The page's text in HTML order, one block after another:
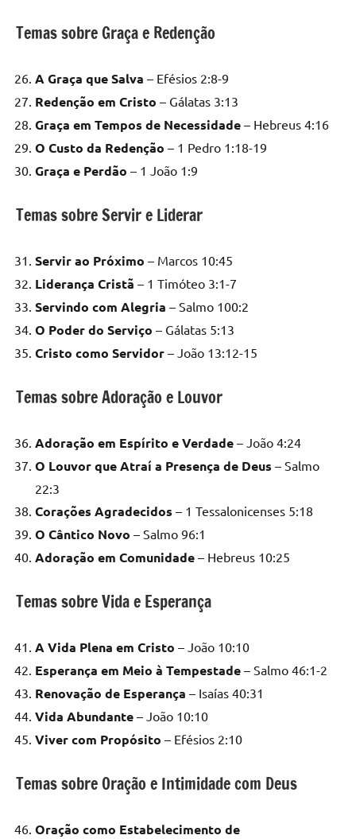
Temas sobre Graça e Redenção
A Graça que Salva – Efésios 2:8-9
Redenção em Cristo – Gálatas 3:13
Graça em Tempos de Necessidade – Hebreus 4:16
O Custo da Redenção – 1 Pedro 1:18-19
Graça e Perdão – 1 João 1:9
Temas sobre Servir e Liderar
Servir ao Próximo – Marcos 10:45
Liderança Cristã – 1 Timóteo 3:1-7
Servindo com Alegria – Salmo 100:2
O Poder do Serviço – Gálatas 5:13
Cristo como Servidor – João 13:12-15
Temas sobre Adoração e Louvor
Adoração em Espírito e Verdade – João 4:24
O Louvor que Atraí a Presença de Deus – Salmo
22:3
Corações Agradecidos – 1 Tessalonicenses 5:18
O Cântico Novo – Salmo 96:1
Adoração em Comunidade – Hebreus 10:25
Temas sobre Vida e Esperança
A Vida Plena em Cristo – João 10:10
Esperança em Meio à Tempestade – Salmo 46:1-2
Renovação de Esperança – Isaías 40:31
Vida Abundante – João 10:10
Viver com Propósito – Efésios 2:10
Temas sobre Oração e Intimidade com Deus
Oração como Estabelecimento de